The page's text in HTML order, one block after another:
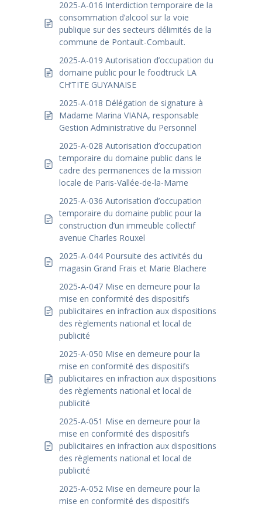
2025-A-016 Interdiction temporaire de la
consommation d’alcool sur la voie
publique sur des secteurs délimités de la
commune de Pontault-Combault.
2025-A-019 Autorisation d’occupation du
domaine public pour le foodtruck LA
CH’TITE GUYANAISE
2025-A-018 Délégation de signature à
Madame Marina VIANA, responsable
Gestion Administrative du Personnel
2025-A-028 Autorisation d’occupation
temporaire du domaine public dans le
cadre des permanences de la mission
locale de Paris-Vallée-de-la-Marne
2025-A-036 Autorisation d’occupation
temporaire du domaine public pour la
construction d’un immeuble collectif
avenue Charles Rouxel
2025-A-044 Poursuite des activités du
magasin Grand Frais et Marie Blachere
2025-A-047 Mise en demeure pour la
mise en conformité des dispositifs
publicitaires en infraction aux dispositions
des règlements national et local de
publicité
2025-A-050 Mise en demeure pour la
mise en conformité des dispositifs
publicitaires en infraction aux dispositions
des règlements national et local de
publicité
2025-A-051 Mise en demeure pour la
mise en conformité des dispositifs
publicitaires en infraction aux dispositions
des règlements national et local de
publicité
2025-A-052 Mise en demeure pour la
mise en conformité des dispositifs